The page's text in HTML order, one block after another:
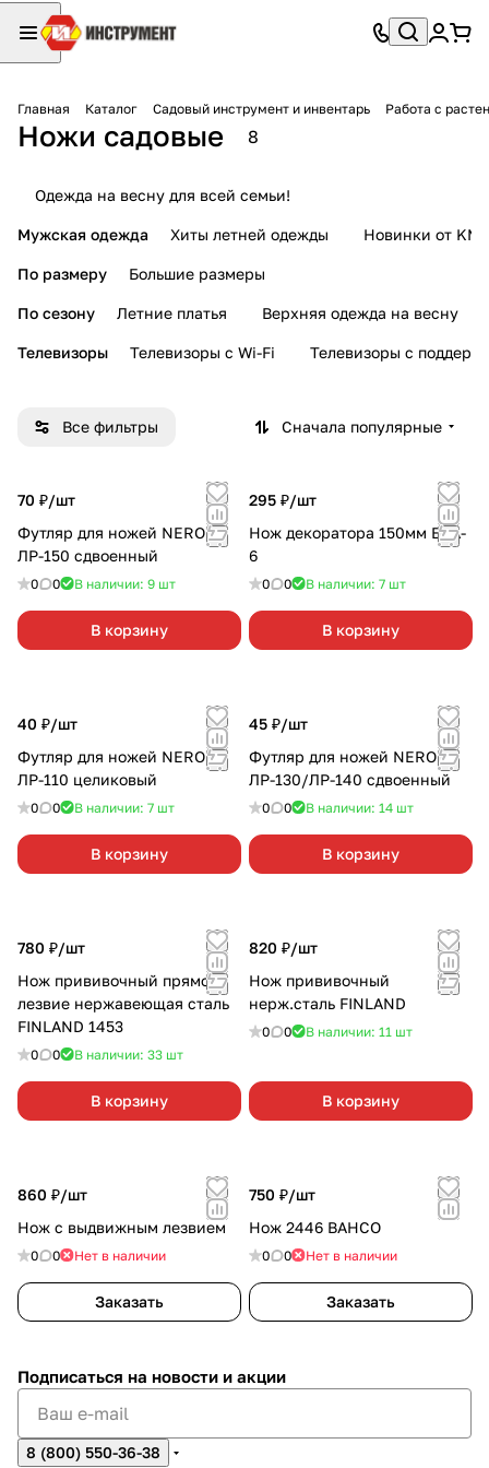
Главная Каталог Садовый инструмент и инвентарь Работа с
Ножи садовые 8
Одежда на весну для всей семьи!
Мужская одежда Хиты летней одежды Новинки от KMI
По размеру Большие размеры
По сезону Летние платья Верхняя одежда на весну
Телевизоры Телевизоры с Wi-Fi Телевизоры с
Все фильтры Сначала популярные
70 ₽/шт
Футляр для ножей NERO
ЛР-150 сдвоенный
0 0 В наличии: 9 шт
В корзину
295 ₽/шт
Нож декоратора 150мм EXA-
6
0 0 В наличии: 7 шт
В корзину
40 ₽/шт
Футляр для ножей NERO
ЛР-110 целиковый
0 0 В наличии: 7 шт
В корзину
45 ₽/шт
Футляр для ножей NERO
ЛР-130/ЛР-140 сдвоенный
0 0 В наличии: 14 шт
В корзину
780 ₽/шт
Нож прививочный прямое
лезвие нержавеющая сталь
FINLAND 1453
0 0 В наличии: 33 шт
В корзину
820 ₽/шт
Нож прививочный
нерж.сталь FINLAND
0 0 В наличии: 11 шт
В корзину
860 ₽/шт
Нож с выдвижным лезвием
0 0 Нет в наличии
Заказать
750 ₽/шт
Нож 2446 BAHCO
0 0 Нет в наличии
Заказать
Подписаться на новости и акции
8 (800) 550-36-38